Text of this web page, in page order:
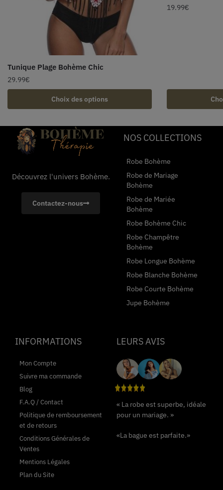
Tunique Plage Bohème Chic
29.99€
Choix des options
19.99€
Découvrez l'univers Bohème.
Contactez-nous
NOS COLLECTIONS
Robe Bohème
Robe de Mariage
Bohème
Robe de Mariée
Bohème
Robe Bohème Chic
Robe Champêtre
Bohème
Robe Longue Bohème
Robe Blanche Bohème
Robe Courte Bohème
Jupe Bohème
INFORMATIONS
Mon Compte
Suivre ma commande
Blog
F.A.Q / Contact
Politique de remboursement
et de retours
Conditions Générales de
Ventes
Mentions Légales
Plan du Site
LEURS AVIS
« La robe est superbe, idéale
pour un mariage. »
«La bague est parfaite.»